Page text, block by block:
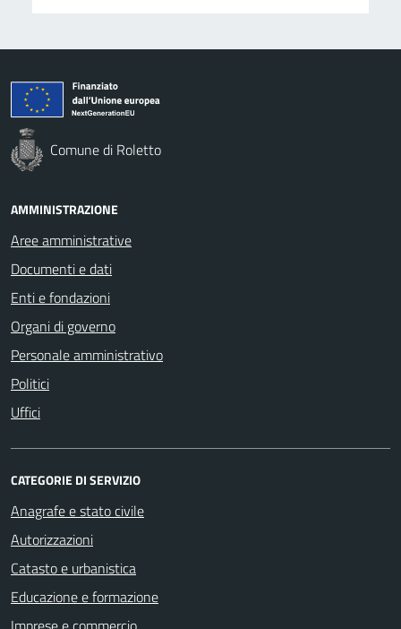
Comune di Roletto
AMMINISTRAZIONE
Aree amministrative
Documenti e dati
Enti e fondazioni
Organi di governo
Personale amministrativo
Politici
Uffici
CATEGORIE DI SERVIZIO
Anagrafe e stato civile
Autorizzazioni
Catasto e urbanistica
Educazione e formazione